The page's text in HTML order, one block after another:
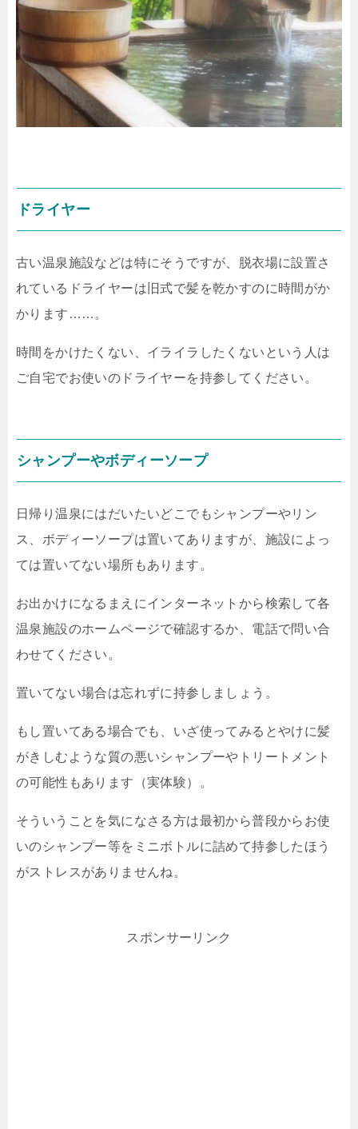
ドライヤー
古い温泉施設などは特にそうですが、脱衣場に設置さ
れているドライヤーは旧式で髪を乾かすのに時間がか
かります……。
時間をかけたくない、イライラしたくないという人は
ご自宅でお使いのドライヤーを持参してください。
シャンプーやボディーソープ
日帰り温泉にはだいたいどこでもシャンプーやリン
ス、ボディーソープは置いてありますが、施設によっ
ては置いてない場所もあります。
お出かけになるまえにインターネットから検索して各
温泉施設のホームページで確認するか、電話で問い合
わせてください。
置いてない場合は忘れずに持参しましょう。
もし置いてある場合でも、いざ使ってみるとやけに髪
がきしむような質の悪いシャンプーやトリートメント
の可能性もあります（実体験）。
そういうことを気になさる方は最初から普段からお使
いのシャンプー等をミニボトルに詰めて持参したほう
がストレスがありませんね。
スポンサーリンク